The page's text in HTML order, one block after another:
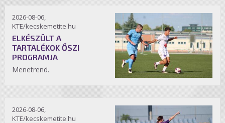
2026-08-06,
KTE/kecskemetite.hu
ELKÉSZÜLT A
TARTALÉKOK ŐSZI
PROGRAMJA
Menetrend.
2026-08-06,
KTE/kecskemetite.hu